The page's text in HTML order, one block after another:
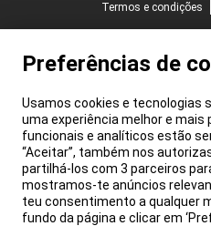
Termos e condições
Preferências de
Usamos cookies e tecnologias
uma experiência melhor e mais
funcionais e analíticos estão
“Aceitar”, também nos
partilhá-los com 3 parceiros
mostramos-te anúncios
teu consentimento a qualquer
fundo da página e clicar em